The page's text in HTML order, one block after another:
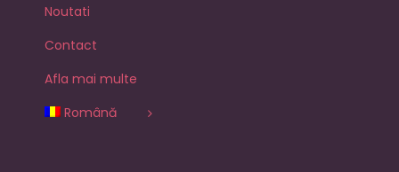
Noutati
Contact
Afla mai multe
Română